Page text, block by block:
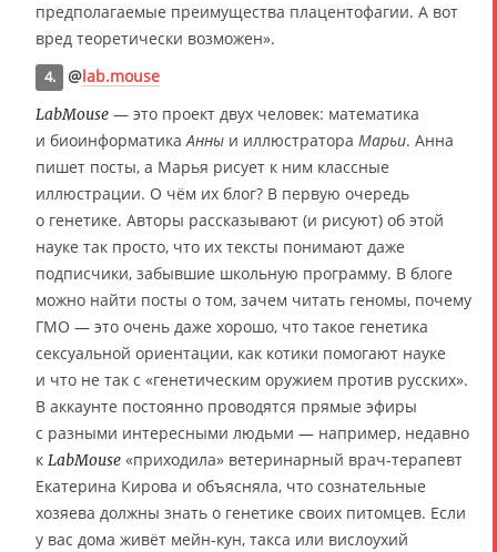
предполагаемые преимущества плацентофагии. А вот
вред теоретически возможен».
4. @lab.mouse
LabMouse — это проект двух человек: математика
и биоинформатикаАнны и иллюстратора Марьи. Анна
пишет посты, а Марья рисует к ним классные
иллюстрации. О чём их блог? В первую очередь
о генетике. Авторы рассказывают (и рисуют) об этой
науке так просто, что их тексты понимают даже
подписчики, забывшие школьную программу. В блоге
можно найти посты о том, зачем читать геномы, почему
ГМО — это очень даже хорошо, что такое генетика
сексуальной ориентации, как котики помогают науке
и что не так с «генетическим оружием против русских».
В аккаунте постоянно проводятся прямые эфиры
с разными интересными людьми — например, недавно
к LabMouse «приходила» ветеринарный врач-терапевт
Екатерина Кирова и объясняла, что сознательные
хозяева должны знать о генетике своих питомцев. Если
у вас дома живёт мейн-кун, такса или вислоухий